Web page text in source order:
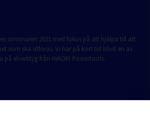
sommaren 2021 med fokus på att hjälpa till att
som ska utföras. Vi har på kort tid blivit en av
på elverktyg från HiKOKI Powertools.